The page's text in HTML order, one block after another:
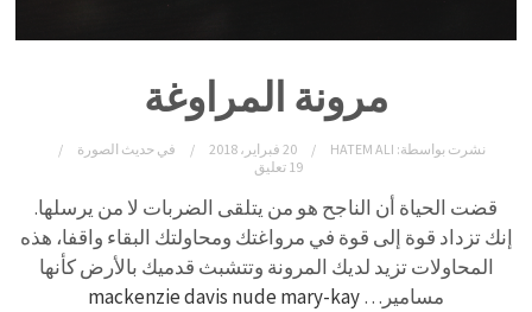
مرونة المراوغة
نشرت بواسطة: HATEM ALI 20 فبراير، 2018 في حديث الصورة
19 تعليق
قضت الحياة أن الناجح هو من يتلقى الضربات لا من يرسلها.
إنك تزداد قوة إلى قوة في مرواغتك ومحاولتك البقاء واقفا، هذه
المحاولات تزيد لديك المرونة وتتشبث قدميك بالأرض كأنها
مسامير…mackenzie davis nude mary-kay